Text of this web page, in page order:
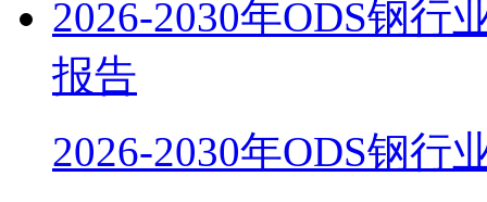
2026-2030年ODS钢行
报告
2026-2030年ODS钢行